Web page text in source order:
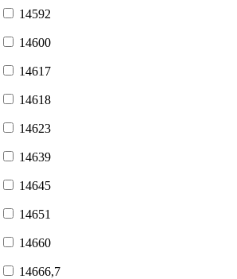
14592
14600
14617
14618
14623
14639
14645
14651
14660
14666,7